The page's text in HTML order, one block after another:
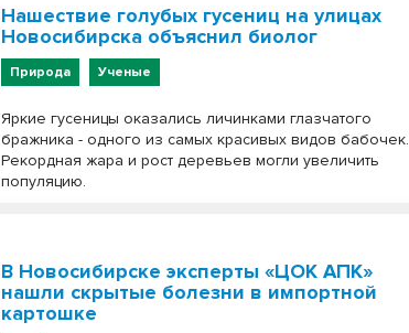
Нашествие голубых гусениц на улицах
Новосибирска объяснил биолог
Природа Ученые
Яркие гусеницы оказались личинками глазчатого
бражника - одного из самых красивых видов бабочек.
Рекордная жара и рост деревьев могли увеличить
популяцию.
В Новосибирске эксперты «ЦОК АПК»
нашли скрытые болезни в импортной
картошке